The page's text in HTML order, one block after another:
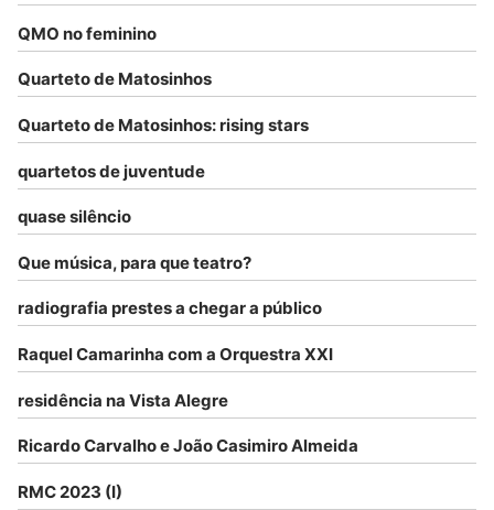
QMO no feminino
Quarteto de Matosinhos
Quarteto de Matosinhos: rising stars
quartetos de juventude
quase silêncio
Que música, para que teatro?
radiografia prestes a chegar a público
Raquel Camarinha com a Orquestra XXI
residência na Vista Alegre
Ricardo Carvalho e João Casimiro Almeida
RMC 2023 (I)